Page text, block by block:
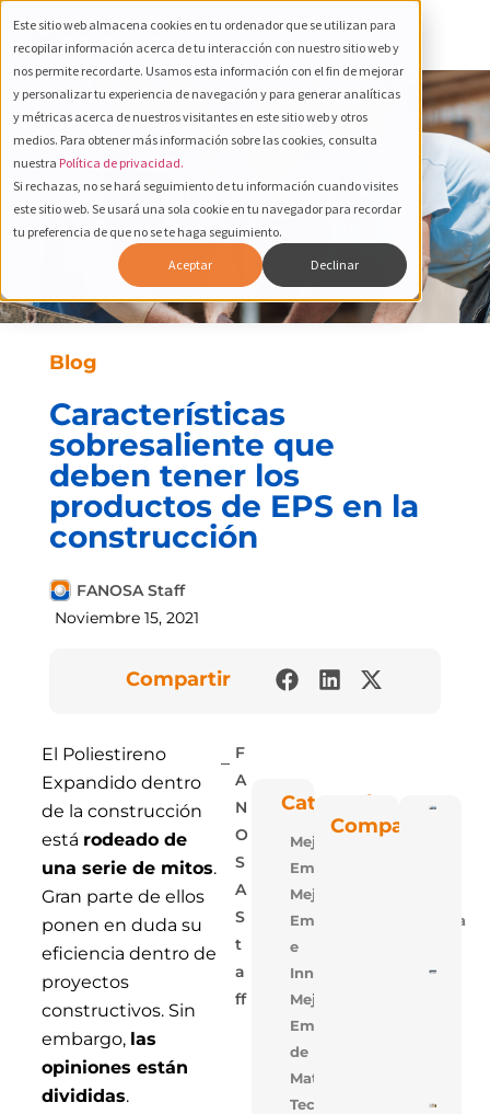
Este sitio web almacena cookies en tu ordenador que se utilizan para
recopilar información acerca de tu interacción con nuestro sitio web y
nos permite recordarte. Usamos esta información con el fin de mejorar
y personalizar tu experiencia de navegación y para generar analíticas
y métricas acerca de nuestros visitantes en este sitio web y otros
medios. Para obtener más información sobre las cookies, consulta
nuestra Política de privacidad.
Si rechazas, no se hará seguimiento de tu información cuando visites
este sitio web. Se usará una sola cookie en tu navegador para recordar
tu preferencia de que no se te haga seguimiento.
Aceptar Declinar
Blog
Características
sobresaliente que
deben tener los
productos de EPS en la
construcción
FANOSA Staff
Noviembre 15, 2021
Compartir
El Poliestireno
Expandido dentro
de la construcción
está rodeado de
una serie de mitos.
Gran parte de ellos
ponen en duda su
eficiencia dentro de
proyectos
constructivos. Sin
embargo, las
opiniones están
divididas.
F
A
N
O
S
A
S
T
A
Ff
Categorías
Mejora
Empresarial
Mejora
Empresarial,Tecnologia
e
Innovacion
Mejora
Empresarial,Uso
de
Materiales
Tecnología
Compartir
De